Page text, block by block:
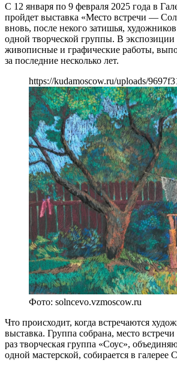
С 12 января по 9 февраля 2025 года в
пройдет выставка «Место встречи —
вновь, после некого затишья,
одной творческой группы. В экспозиции
живописные и графические работы,
за последние несколько лет.
https://kudamoscow.ru/uploads/
Фото: solncevo.vzmoscow.ru
Что происходит, когда встречаются
выставка. Группа собрана, место
раз творческая группа «Соус»,
одной мастерской, собирается в галерее